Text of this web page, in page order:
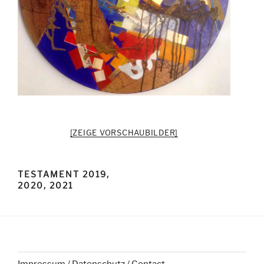
[ZEIGE VORSCHAUBILDER]
TESTAMENT 2019,
2020, 2021